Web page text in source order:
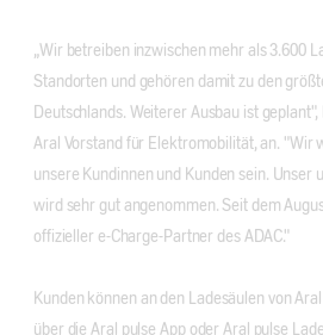
„Wir betreiben inzwischen mehr als 3.600
Standorten und gehören damit zu den
Deutschlands. Weiterer Ausbau ist
Aral Vorstand für Elektromobilität, an. "Wir
unsere Kundinnen und Kunden sein. Unser
wird sehr gut angenommen. Seit dem
offizieller e-Charge-Partner des ADAC."
Kunden können an den Ladesäulen von
über die Aral pulse App oder Aral pulse